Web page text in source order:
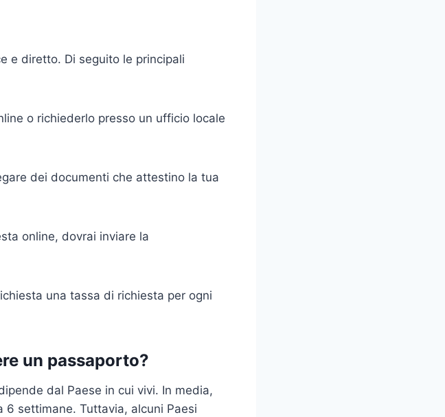
e diretto. Di seguito le principali
o richiederlo presso un ufficio locale
dei documenti che attestino la tua
online, dovrai inviare la
una tassa di richiesta per ogni
un passaporto?
dal Paese in cui vivi. In media,
settimane. Tuttavia, alcuni Paesi